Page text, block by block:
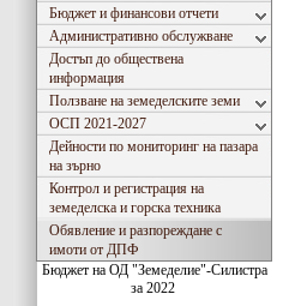
Бюджет и финансови отчети
Административно обслужване
Достъп до обществена
информация
Ползване на земеделските земи
ОСП 2021-2027
Дейности по мониторинг на пазара
на зърно
Контрол и регистрация на
земеделска и горска техника
Обявление и разпореждане с
имоти от ДПФ
Бюджет на ОД "Земеделие"-Силистра
за 2022